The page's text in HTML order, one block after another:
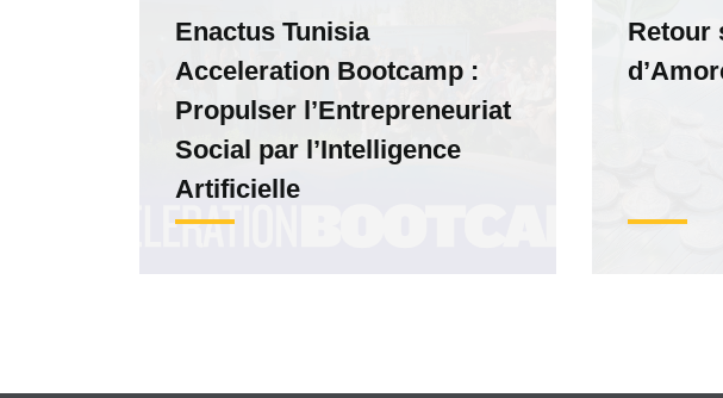
Enactus Tunisia
Acceleration Bootcamp :
Propulser l’Entrepreneuriat
Social par l’Intelligence
Artificielle
Retour